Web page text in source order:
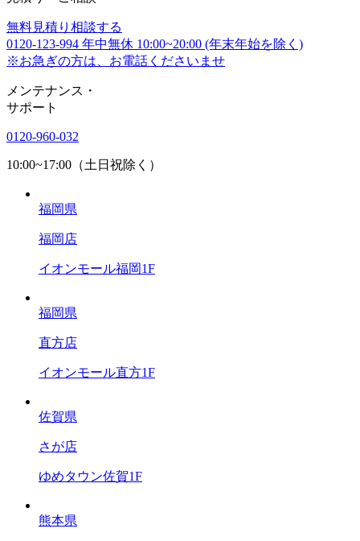
無料見積り相談する
0120-123-994 年中無休 10:00~20:00 (年末年始を除く)
※お急ぎの方は、お電話くださいませ
メンテナンス ・
サポート
0120-960-032
10:00~17:00（土日祝除く）
福岡県
福岡店
イオンモール福岡1F
福岡県
直方店
イオンモール直方1F
佐賀県
さが店
ゆめタウン佐賀1F
熊本県